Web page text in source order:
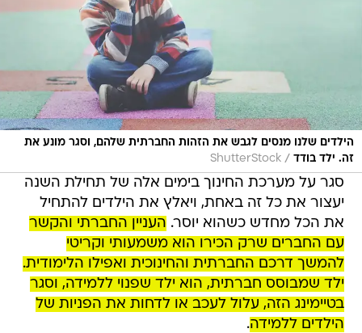
הילדים שלנו מנסים לגבש את הזהות החברתית שלהם, וסגר מונע את
זה. ילד בודד /
ShutterStock
סגר על מערכת החינוך בימים אלה של תחילת השנה
יעצור את כל זה באחת, ויאלץ את הילדים להתחיל
את הכל מחדש כשהוא יוסר. העניין החברתי והקשר
עם החברים שרק הכירו הוא משמעותי וקריטי
להמשך דרכם החברתית והחינוכית ואפילו הלימודית.
ילד שמבוסס חברתית, הוא ילד שפנוי ללמידה, וסגר
בטיימינג הזה, עלול לעכב או לדחות את הפניות של
הילדים ללמידה.